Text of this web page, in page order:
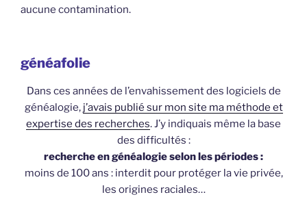
aucune contamination.
généafolie
Dans ces années de l’envahissement des logiciels de
généalogie, j’avais publié sur mon site ma méthode et
expertise des recherches. J’y indiquais même la base
des difficultés :
recherche en généalogie selon les périodes :
moins de 100 ans : interdit pour protéger la vie privée,
les origines raciales…